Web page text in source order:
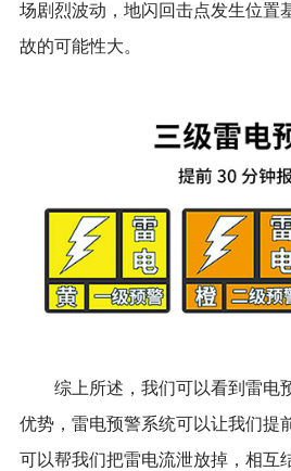
场剧烈波动，地闪回击点发生位置
故的可能性大。
综上所述，我们可以看到雷电
优势，雷电预警系统可以让我们提
可以帮我们把雷电流泄放掉，相互